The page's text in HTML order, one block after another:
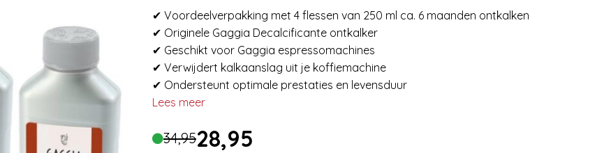
✔ Voordeelverpakking met 4 flessen van 250 ml ca. 6 maanden ontkalken
✔ Originele Gaggia Decalcificante ontkalker
✔ Geschikt voor Gaggia espressomachines
✔ Verwijdert kalkaanslag uit je koffiemachine
✔ Ondersteunt optimale prestaties en levensduur
Lees meer
34,9528,95